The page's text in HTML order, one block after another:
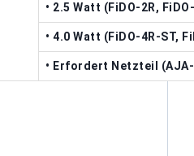
• 2.5 Watt (FiDO-2R,
• 4.0 Watt (FiDO-4R-ST,
• Erfordert Netzteil